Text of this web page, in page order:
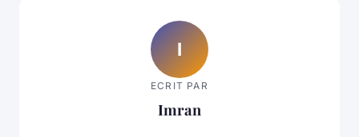
I
ECRIT PAR
Imran